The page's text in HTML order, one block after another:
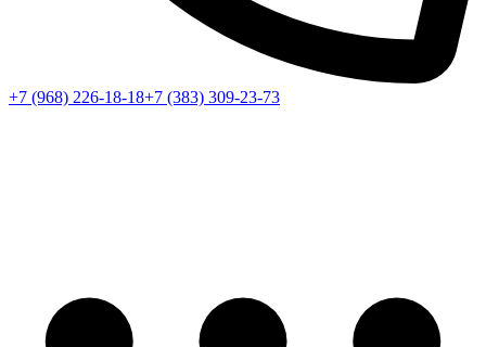
+7 (968) 226-18-18+7 (383) 309-23-73